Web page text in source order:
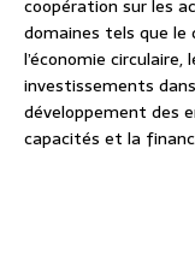
coopération sur les
domaines tels que
l’économie
investissements
développement des
capacités et la